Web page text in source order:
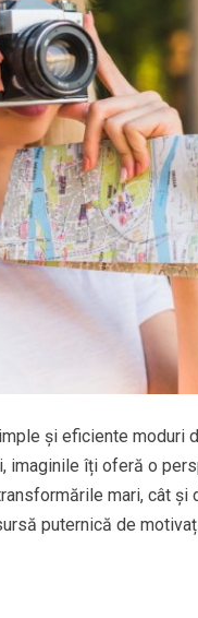
și eficiente moduri
imaginile îți oferă o
mari, cât
puternică de